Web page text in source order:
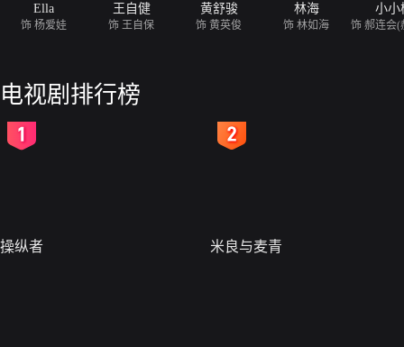
Ella
饰 杨爱娃
王自健
饰 王自保
黄舒骏
饰 黄英俊
林海
饰 林如海
小小
饰 郝连会(
电视剧排行榜
操纵者 米良与麦青